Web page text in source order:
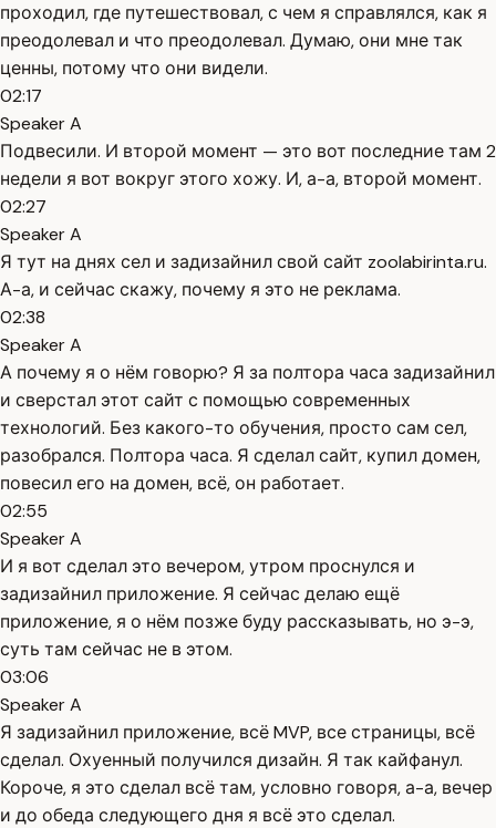
проходил, где путешествовал, с чем я справлялся, как я
преодолевал и что преодолевал. Думаю, они мне так
ценны, потому что они видели.
02:17
Speaker A
Подвесили. И второй момент — это вот последние там 2
недели я вот вокруг этого хожу. И, а-а, второй момент.
02:27
Speaker A
Я тут на днях сел и задизайнил свой сайт zoolabirinta.ru.
А-а, и сейчас скажу, почему я это не реклама.
02:38
Speaker A
А почему я о нём говорю? Я за полтора часа задизайнил
и сверстал этот сайт с помощью современных
технологий. Без какого-то обучения, просто сам сел,
разобрался. Полтора часа. Я сделал сайт, купил домен,
повесил его на домен, всё, он работает.
02:55
Speaker A
И я вот сделал это вечером, утром проснулся и
задизайнил приложение. Я сейчас делаю ещё
приложение, я о нём позже буду рассказывать, но э-э,
суть там сейчас не в этом.
03:06
Speaker A
Я задизайнил приложение, всё MVP, все страницы, всё
сделал. Охуенный получился дизайн. Я так кайфанул.
Короче, я это сделал всё там, условно говоря, а-а, вечер
и до обеда следующего дня я всё это сделал.